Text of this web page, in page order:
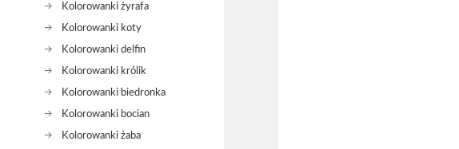
Kolorowanki żyrafa
Kolorowanki koty
Kolorowanki delfin
Kolorowanki królik
Kolorowanki biedronka
Kolorowanki bocian
Kolorowanki żaba